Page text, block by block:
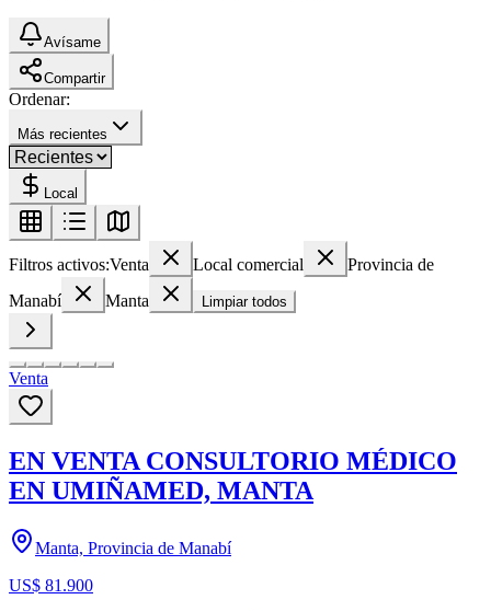
Avísame
Compartir
Ordenar:
Más recientes
Local
Filtros activos:Venta Local comercial
Provincia de
Manabí
Manta Limpiar todos
Venta
EN VENTA CONSULTORIO MÉDICO
EN UMIÑAMED, MANTA
Manta, Provincia de Manabí
US$ 81.900